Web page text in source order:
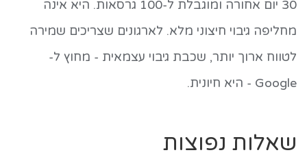
30 יום אחורה ומוגבלת ל-100 גרסאות. היא אינה
מחליפה גיבוי חיצוני מלא. לארגונים שצריכים שמירה
לטווח ארוך יותר, שכבת גיבוי עצמאית - מחוץ ל-
Google - היא חיונית.
שאלות נפוצות